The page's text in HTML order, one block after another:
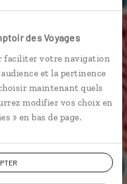
des Voyages
faciliter votre navigation
et la pertinence
maintenant quels
modifier vos choix en
» en bas de page.
Indonésie
itinéraire au plus